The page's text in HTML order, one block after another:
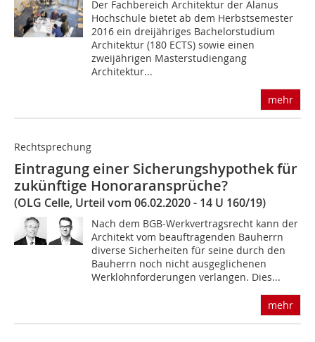
Der Fachbereich Architektur der Alanus
Hochschule bietet ab dem Herbstsemester
2016 ein dreijähriges Bachelorstudium
Architektur (180 ECTS) sowie einen
zweijährigen Masterstudiengang
Architektur...
mehr
Rechtsprechung
Eintragung einer Sicherungshypothek für
zukünftige Honoraransprüche?
(OLG Celle, Urteil vom 06.02.2020 - 14 U 160/19)
Nach dem BGB-Werkvertragsrecht kann der
Architekt vom beauftragenden Bauherrn
diverse Sicherheiten für seine durch den
Bauherrn noch nicht ausgeglichenen
Werklohnforderungen verlangen. Dies...
mehr